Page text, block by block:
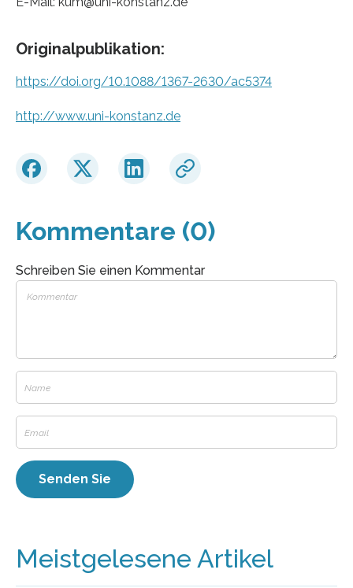
Originalpublikation:
https://doi.org/10.1088/1367-2630/ac5374
http://www.uni-konstanz.de
Kommentare (0)
Schreiben Sie einen Kommentar
Meistgelesene Artikel